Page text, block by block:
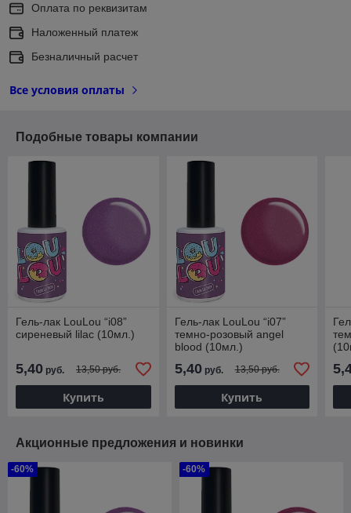
Оплата по реквизитам
Наложенный платеж
Безналичный расчет
Все условия оплаты
Подобные товары компании
Гель-лак LouLou “i08”
сиреневый lilac (10мл.)
5,40 руб. 13,50 руб.
Купить
Гель-лак LouLou “i07”
темно-розовый angel
blood (10мл.)
5,40руб. 13,50 руб.
Купить
Акционные предложения и новинки
-60% -60%